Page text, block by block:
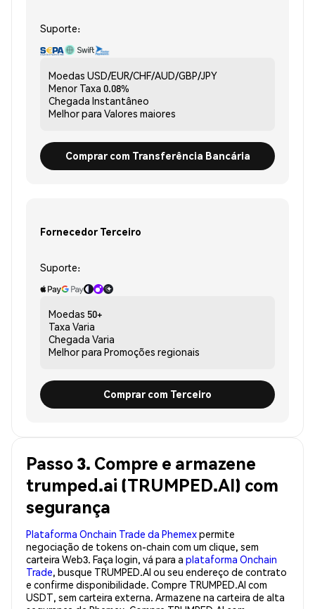
Suporte:
Moedas USD/EUR/CHF/AUD/GBP/JPY
Menor Taxa 0.08%
Chegada Instantâneo
Melhor para Valores maiores
Comprar com Transferência Bancária
Fornecedor Terceiro
Suporte:
Moedas 50+
Taxa Varia
Chegada Varia
Melhor para Promoções regionais
Comprar com Terceiro
Passo 3. Compre e armazene
trumped.ai (TRUMPED.AI) com
segurança
Plataforma Onchain Trade da Phemexpermite
negociação de tokens on-chain com um clique, sem
carteira Web3. Faça login, vá para a plataforma Onchain
Trade, busque TRUMPED.AI ou seu endereço de contrato
e confirme disponibilidade. Compre TRUMPED.AI com
USDT, sem carteira externa. Armazene na carteira de alta